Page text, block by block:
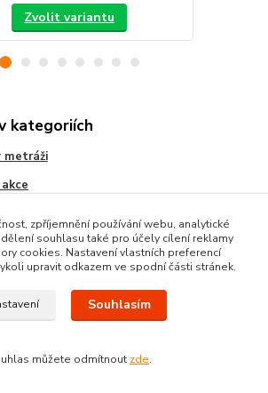
Zvolit variantu
kategoriích
metráži
metráž
zpříjemnění používání webu, analytické
souhlasu také pro účely cílení reklamy
cookies. Nastavení vlastních preferencí
upravit odkazem ve spodní části stránek.
Souhlasím
můžete odmítnout zde.